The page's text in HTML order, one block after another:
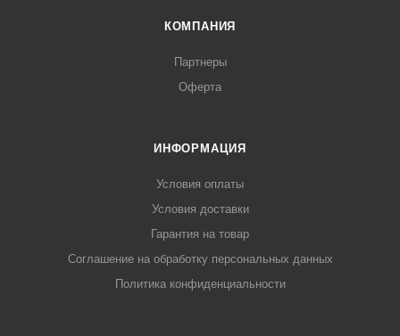
КОМПАНИЯ
Партнеры
Оферта
ИНФОРМАЦИЯ
Условия оплаты
Условия доставки
Гарантия на товар
Соглашение на обработку персональных данных
Политика конфиденциальности